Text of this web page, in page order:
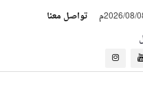
تواصل معنا